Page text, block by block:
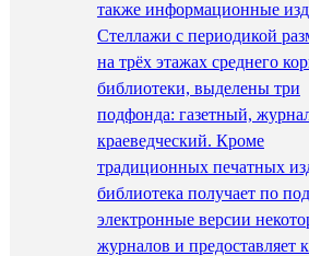
также информационные
Стеллажи с периодикой
на трёх этажах среднего
библиотеки, выделены три
подфонда: газетный,
краеведческий. Кроме
традиционных печатных
библиотека получает по
электронные версии
журналов и предоставляет